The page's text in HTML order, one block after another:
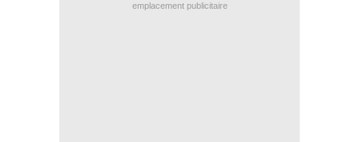
emplacement publicitaire